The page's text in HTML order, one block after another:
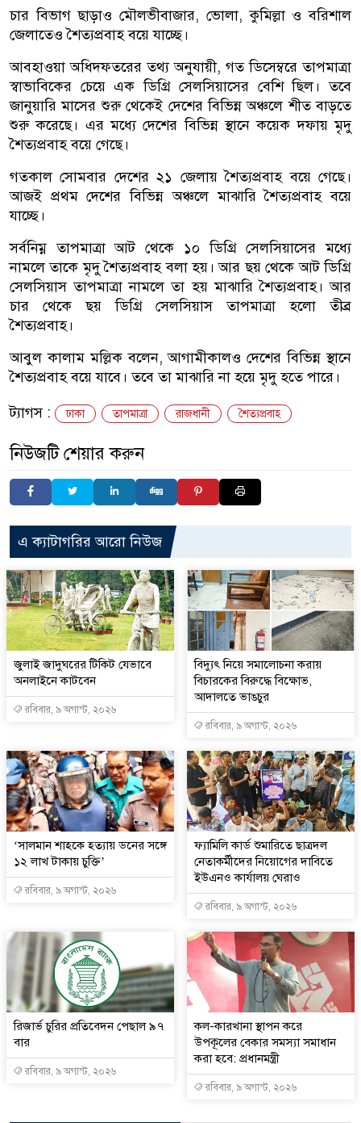
চার বিভাগ ছাড়াও মৌলভীবাজার, ভোলা, কুমিল্লা ও বরিশাল
জেলাতেও শৈত্যপ্রবাহ বয়ে যাচ্ছে।
আবহাওয়া অধিদফতরের তথ্য অনুযায়ী, গত ডিসেম্বরে তাপমাত্রা
স্বাভাবিকের চেয়ে এক ডিগ্রি সেলসিয়াসের বেশি ছিল। তবে
জানুয়ারি মাসের শুরু থেকেই দেশের বিভিন্ন অঞ্চলে শীত বাড়তে
শুরু করেছে। এর মধ্যে দেশের বিভিন্ন স্থানে কয়েক দফায় মৃদু
শৈত্যপ্রবাহ বয়ে গেছে।
গতকাল সোমবার দেশের ২১ জেলায় শৈত্যপ্রবাহ বয়ে গেছে।
আজই প্রথম দেশের বিভিন্ন অঞ্চলে মাঝারি শৈত্যপ্রবাহ বয়ে
যাচ্ছে।
সর্বনিম্ন তাপমাত্রা আট থেকে ১০ ডিগ্রি সেলসিয়াসের মধ্যে
নামলে তাকে মৃদু শৈত্যপ্রবাহ বলা হয়। আর ছয় থেকে আট ডিগ্রি
সেলসিয়াস তাপমাত্রা নামলে তা হয় মাঝারি শৈত্যপ্রবাহ। আর
চার থেকে ছয় ডিগ্রি সেলসিয়াস তাপমাত্রা হলো তীব্র
শৈত্যপ্রবাহ।
আবুল কালাম মল্লিক বলেন, আগামীকালও দেশের বিভিন্ন স্থানে
শৈত্যপ্রবাহ বয়ে যাবে। তবে তা মাঝারি না হয়ে মৃদু হতে পারে।
ট্যাগস :
ঢাকা তাপমাত্রা রাজধানী শৈত্যপ্রবাহ
নিউজটি শেয়ার করুন
এ ক্যাটাগরির আরো নিউজ
জুলাই জাদুঘরের টিকিট যেভাবে
অনলাইনে কাটবেন
রবিবার, ৯ অগাস্ট, ২০২৬
বিদ্যুৎ নিয়ে সমালোচনা করায়
বিচারকের বিরুদ্ধে বিক্ষোভ,
আদালতে ভাঙচুর
রবিবার, ৯ অগাস্ট, ২০২৬
‘সালমান শাহকে হত্যায় ডনের সঙ্গে
১২ লাখ টাকায় চুক্তি’
রবিবার, ৯ অগাস্ট, ২০২৬
ফ্যামিলি কার্ড শুমারিতে ছাত্রদল
নেতাকর্মীদের নিয়োগের দাবিতে
ইউএনও কার্যালয় ঘেরাও
রবিবার, ৯ অগাস্ট, ২০২৬
রিজার্ভ চুরির প্রতিবেদন পেছাল ৯৭
বার
রবিবার, ৯ অগাস্ট, ২০২৬
কল-কারখানা স্থাপন করে
উপকূলের বেকার সমস্যা সমাধান
করা হবে: প্রধানমন্ত্রী
রবিবার, ৯ অগাস্ট, ২০২৬